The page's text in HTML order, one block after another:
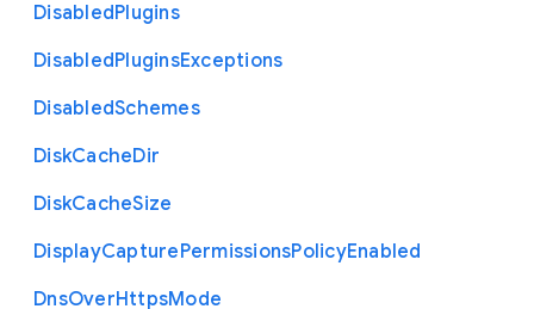
DisabledPlugins
DisabledPluginsExceptions
DisabledSchemes
DiskCacheDir
DiskCacheSize
DisplayCapturePermissionsPolicyEnabled
DnsOverHttpsMode